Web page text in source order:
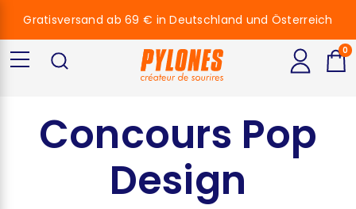
Concours Pop
Design
Gratisversand ab 69 € in Deutschland und Österreich
0